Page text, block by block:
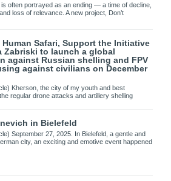
is often portrayed as an ending — a time of decline,
loss of relevance. A new project, Don’t
Human Safari, Support the Initiative
Zabriski to launch a global
against Russian shelling and FPV
against civilians on December
Kherson, the city of my youth and best
regular drone attacks and artillery shelling
in Bielefeld
September 27, 2025. In Bielefeld, a gentle and
city, an exciting and emotive event happened